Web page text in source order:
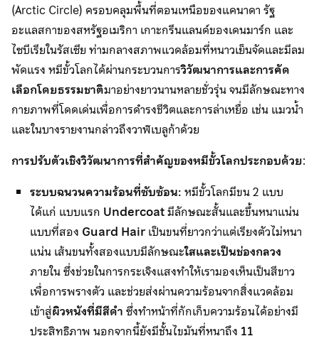
(Arctic Circle) ครอบคลุมพื้นที่ตอนเหนือของแคนาดา รัฐ
อะแลสกาของสหรัฐอเมริกา เกาะกรีนแลนด์ของเดนมาร์ก และ
ไซบีเรียในรัสเซีย ท่ามกลางสภาพแวดล้อมที่หนาวเย็นจัดและมีลม
พัดแรง หมีขั้วโลกได้ผ่านกระบวนการวิวัฒนาการและการคัด
เลือกโดยธรรมชาติมาอย่างยาวนานหลายชั่วรุ่น จนมีลักษณะทาง
กายภาพที่โดดเด่นเพื่อการดำรงชีวิตและการล่าเหยื่อ เช่น แมวน้ำ
และในบางรายงานกล่าวถึงวาฬเบลูก้าด้วย
การปรับตัวเชิงวิวัฒนาการที่สำคัญของหมีขั้วโลกประกอบด้วย:
ระบบฉนวนความร้อนที่ซับซ้อน:หมีขั้วโลกมีขน 2 แบบ
ได้แก่ แบบแรก Undercoatมีลักษณะสั้นและขึ้นหนาแน่น
แบบที่สอง Guard Hairเป็นขนที่ยาวกว่าแต่เรียงตัวไม่หนา
แน่น เส้นขนทั้งสองแบบมีลักษณะใสและเป็นช่องกลวง
ภายใน ซึ่งช่วยในการกระเจิงแสงทำให้เรามองเห็นเป็นสีขาว
เพื่อการพรางตัว และช่วยส่งผ่านความร้อนจากสิ่งแวดล้อม
เข้าสู่ผิวหนังที่มีสีดำซึ่งทำหน้าที่กักเก็บความร้อนได้อย่างมี
ประสิทธิภาพ นอกจากนี้ยังมีชั้นไขมันที่หนาถึง 11